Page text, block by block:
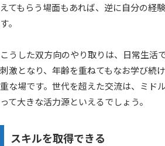
えてもらう場面もあれば、逆に自分の経
す。
こうした双方向のやり取りは、日常生活
刺激となり、年齢を重ねてもなお学び続
重な場です。世代を超えた交流は、ミド
って大きな活力源といえるでしょう。
スキルを取得できる